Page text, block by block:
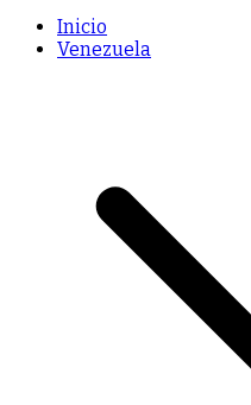
Inicio
Venezuela